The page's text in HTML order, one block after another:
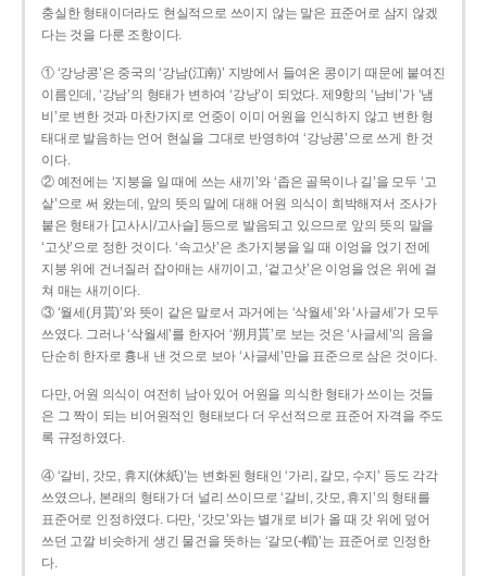
충실한 형태이더라도 현실적으로 쓰이지 않는 말은 표준어로 삼지 않겠
다는 것을 다룬 조항이다.
① ‘강낭콩’은 중국의 ‘강남(江南)’ 지방에서 들여온 콩이기 때문에 붙여진
이름인데, ‘강남’의 형태가 변하여 ‘강낭’이 되었다. 제9항의 ‘남비’가 ‘냄
비’로 변한 것과 마찬가지로 언중이 이미 어원을 인식하지 않고 변한 형
태대로 발음하는 언어 현실을 그대로 반영하여 ‘강낭콩’으로 쓰게 한 것
이다.
② 예전에는 ‘지붕을 일 때에 쓰는 새끼’와 ‘좁은 골목이나 길’을 모두 ‘고
샅’으로 써 왔는데, 앞의 뜻의 말에 대해 어원 의식이 희박해져서 조사가
붙은 형태가 [고사시/고사슬] 등으로 발음되고 있으므로 앞의 뜻의 말을
‘고삿’으로 정한 것이다. ‘속고삿’은 초가지붕을 일 때 이엉을 얹기 전에
지붕 위에 건너질러 잡아매는 새끼이고, ‘겉고삿’은 이엉을 얹은 위에 걸
쳐 매는 새끼이다.
③ ‘월세(月貰)’와 뜻이 같은 말로서 과거에는 ‘삭월세’와 ‘사글세’가 모두
쓰였다. 그러나 ‘삭월세’를 한자어 ‘朔月貰’로 보는 것은 ‘사글세’의 음을
단순히 한자로 흉내 낸 것으로 보아 ‘사글세’만을 표준으로 삼은 것이다.
다만, 어원 의식이 여전히 남아 있어 어원을 의식한 형태가 쓰이는 것들
은 그 짝이 되는 비어원적인 형태보다 더 우선적으로 표준어 자격을 주도
록 규정하였다.
④ ‘갈비, 갓모, 휴지(休紙)’는 변화된 형태인 ‘가리, 갈모, 수지’ 등도 각각
쓰였으나, 본래의 형태가 더 널리 쓰이므로 ‘갈비, 갓모, 휴지’의 형태를
표준어로 인정하였다. 다만, ‘갓모’와는 별개로 비가 올 때 갓 위에 덮어
쓰던 고깔 비슷하게 생긴 물건을 뜻하는 ‘갈모(-帽)’는 표준어로 인정한
다.